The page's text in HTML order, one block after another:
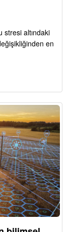
stresi altındaki
en